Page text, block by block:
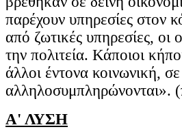
παρέχουν υπηρεσίες στον
από ζωτικές υπηρεσίες, οι
την πολιτεία. Κάποιοι
άλλοι έντονα κοινωνική,
αλληλοσυμπληρώνονται».
Α' ΛΥΣΗ